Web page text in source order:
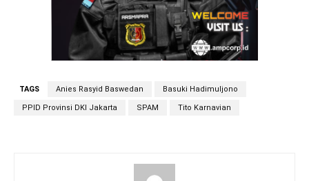
TAGS Anies Rasyid Baswedan Basuki Hadimuljono
PPID Provinsi DKI Jakarta SPAM Tito Karnavian